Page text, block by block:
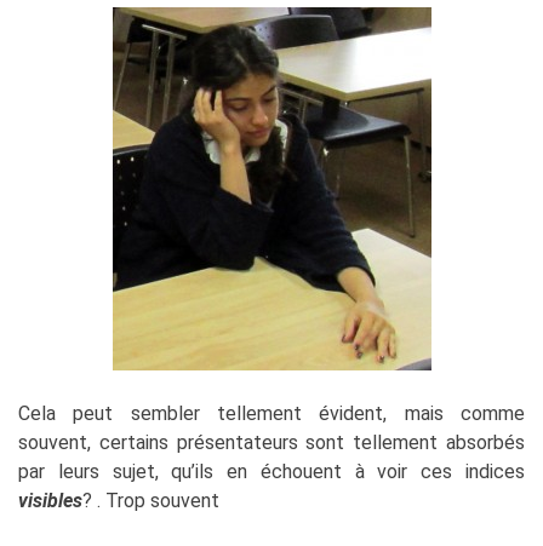
Cela peut sembler tellement évident, mais comme
souvent, certains présentateurs sont tellement absorbés
par leurs sujet, qu’ils en échouent à voir ces indices
visibles? . Trop souvent